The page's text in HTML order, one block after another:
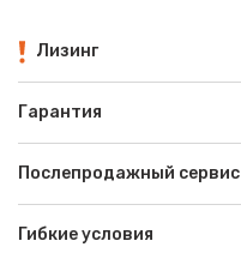
Лизинг
Гарантия
Послепродажный сервис
Гибкие условия